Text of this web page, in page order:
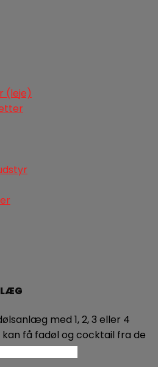
med 1, 2, 3 eller 4
kan få fadøl og cocktail fra de
(leje)